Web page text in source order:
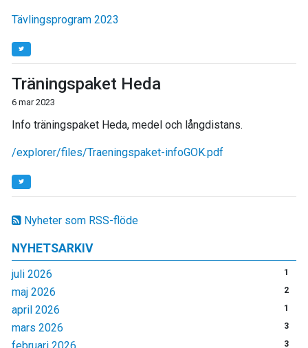
Nyheter som RSS-flöde
NYHETSARKIV
juli 2026 1
maj 2026 2
april 2026 1
mars 2026 3
3
Tävlingsprogram 2023
Träningspaket Heda
6 mar 2023
Info träningspaket Heda, medel och långdistans.
/explorer/files/Traeningspaket-infoGOK.pdf